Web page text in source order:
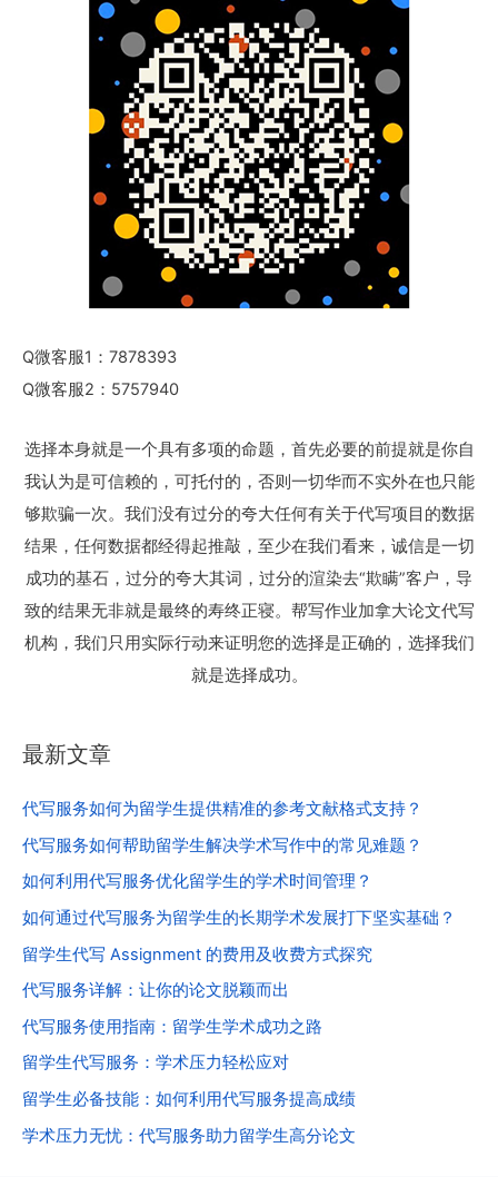
Q微客服1：7878393
Q微客服2：5757940
选择本身就是一个具有多项的命题，首先必要的前提就是你自
我认为是可信赖的，可托付的，否则一切华而不实外在也只能
够欺骗一次。我们没有过分的夸大任何有关于代写项目的数据
结果，任何数据都经得起推敲，至少在我们看来，诚信是一切
成功的基石，过分的夸大其词，过分的渲染去“欺瞒”客户，导
致的结果无非就是最终的寿终正寝。帮写作业加拿大论文代写
机构，我们只用实际行动来证明您的选择是正确的，选择我们
就是选择成功。
最新文章
代写服务如何为留学生提供精准的参考文献格式支持？
代写服务如何帮助留学生解决学术写作中的常见难题？
如何利用代写服务优化留学生的学术时间管理？
如何通过代写服务为留学生的长期学术发展打下坚实基础？
留学生代写 Assignment 的费用及收费方式探究
代写服务详解：让你的论文脱颖而出
代写服务使用指南：留学生学术成功之路
留学生代写服务：学术压力轻松应对
留学生必备技能：如何利用代写服务提高成绩
学术压力无忧：代写服务助力留学生高分论文